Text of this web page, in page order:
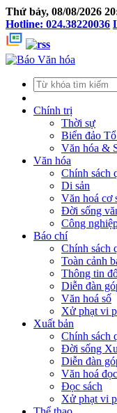
Thứ bảy, 08/08/2026
Hotline: 024.38220036
Chính trị
Thời sự
Biển đảo
Văn hóa &
Văn hóa
Chính sách
Di sản
Văn hoá cơ
Đời sống
Công
Báo chí
Chính sách
Toàn cảnh
Thông tin
Diễn đàn
Văn hoá số
Xử phạt vi
Xuất bản
Chính sách
Đời sống
Diễn đàn
Văn hoá đọc
Đọc sách
Xử phạt vi